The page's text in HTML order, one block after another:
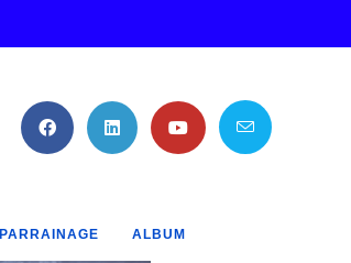
PARRAINAGE ALBUM